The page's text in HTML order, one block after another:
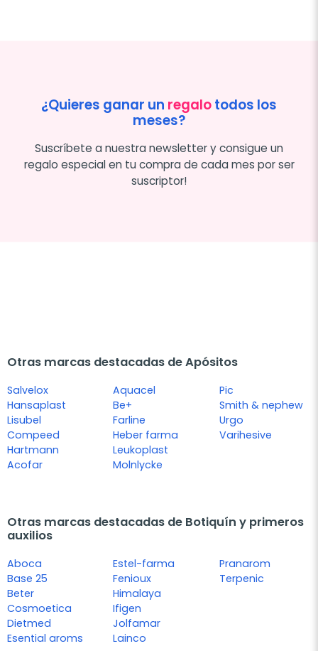
¿Quieres ganar un regalotodos los
meses?
Suscríbete a nuestra newsletter y consigue un
regalo especial en tu compra de cada mes por ser
suscriptor!
Otras marcas destacadas de Apósitos
Salvelox
Hansaplast
Lisubel
Compeed
Hartmann
Acofar
Aquacel
Be+
Farline
Heber farma
Leukoplast
Molnlycke
Pic
Smith & nephew
Urgo
Varihesive
Otras marcas destacadas de Botiquín y primeros
auxilios
Aboca
Base 25
Beter
Cosmoetica
Dietmed
Esential aroms
Estel-farma
Fenioux
Himalaya
Ifigen
Jolfamar
Lainco
Pranarom
Terpenic